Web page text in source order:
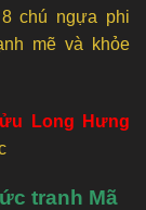
chú ngựa phi
mẽ và khỏe
Long Hưng
tranh Mã